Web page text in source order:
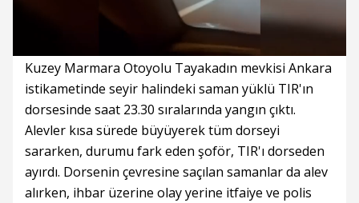
Yüklendi:
0%
Yükleniyor:
0%
Kuzey Marmara Otoyolu Tayakadın mevkisi Ankara
istikametinde seyir halindeki saman yüklü TIR'ın
dorsesinde saat 23.30 sıralarında yangın çıktı.
Alevler kısa sürede büyüyerek tüm dorseyi
sararken, durumu fark eden şoför, TIR'ı dorseden
ayırdı. Dorsenin çevresine saçılan samanlar da alev
alırken, ihbar üzerine olay yerine itfaiye ve polis